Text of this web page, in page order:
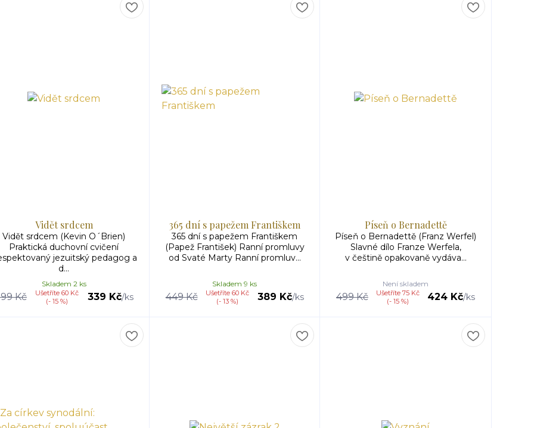
Vidět srdcem
Vidět srdcem (Kevin O´Brien)
Praktická duchovní cvičení
jezuitský pedagog a
d...
Kč
Ušetříte 60 Kč
(- 15 %)
339 Kč/ks
Skladem 2 ks
365 dní s papežem Františkem
365 dní s papežem Františkem
(Papež František) Ranní promluvy
od Svaté Marty Ranní promluv...
449 Kč
Ušetříte 60 Kč
(- 13 %)
389 Kč/ks
Skladem 9 ks
Píseň o Bernadettě
Píseň o Bernadettě (Franz Werfel)
Slavné dílo Franze Werfela,
v češtině opakovaně vydáva...
499 Kč
Ušetříte 75 Kč
(- 15 %)
424 Kč/ks
Není skladem